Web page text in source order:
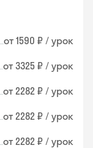
от 1590 ₽ / урок
от 3325 ₽ / урок
от 2282 ₽ / урок
от 2282 ₽ / урок
от 2282 ₽ / урок